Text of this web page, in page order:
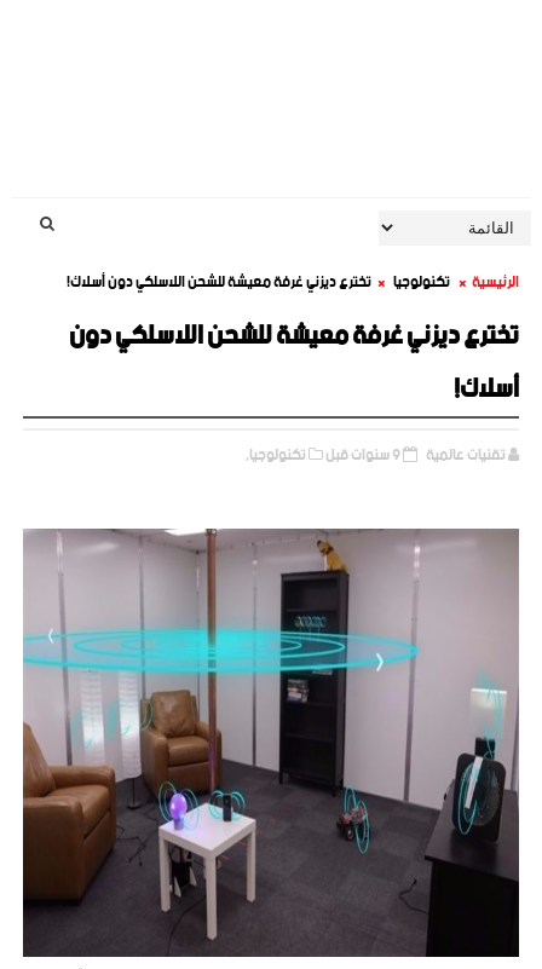
الرئيسية تكنولوجيا تخترع ديزني غرفة معيشة للشحن اللاسلكي دون أسلاك!
تخترع ديزني غرفة معيشة للشحن اللاسلكي دون
أسلاك!
تقنيات عالمية 9 سنوات قبل تكنولوجيا,